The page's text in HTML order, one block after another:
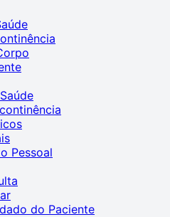
Pessoal
do Paciente